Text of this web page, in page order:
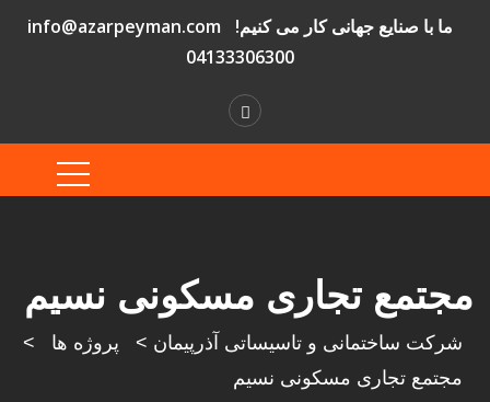
ما با صنایع جهانی کار می کنیم!
info@azarpeyman.com
04133306300
مجتمع تجاری مسکونی نسیم
شرکت ساختمانی و تاسیساتی آذرپیمان > پروژه ها
>
مجتمع تجاری مسکونی نسیم